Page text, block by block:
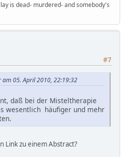
is dead- murdered- and somebody's
#7
05. April 2010, 22:19:32
daß bei der Misteltherapie
wesentlich häufiger und mehr
Link zu einem Abstract?